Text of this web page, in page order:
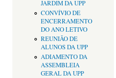
JARDIM DA UPP
CONVÍVIO DE
ENCERRAMENTO
DO ANO LETIVO
REUNIÃO DE
ALUNOS DA UPP
ADIAMENTO DA
ASSEMBLEIA
GERAL DA UPP